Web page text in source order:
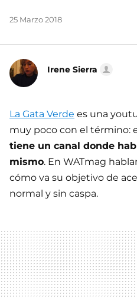
25 Marzo 2018
Irene Sierra
La Gata Verde es una
muy poco con el término:
tiene un canal donde
mismo. En WATmag
cómo va su objetivo de
normal y sin caspa.